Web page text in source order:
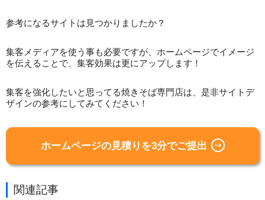
参考になるサイトは見つかりましたか？
集客メディアを使う事も必要ですが、ホームページでイメージ
を伝えることで、集客効果は更にアップします！
集客を強化したいと思ってる焼きそば専門店は、是非サイトデ
ザインの参考にしてみてください！
ホームページの見積りを3分でご提出
関連記事